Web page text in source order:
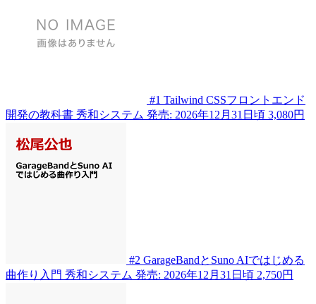
#1 Tailwind CSSフロントエンド
開発の教科書 秀和システム 発売: 2026年12月31日頃 3,080円
#2 GarageBandとSuno AIではじめる
曲作り入門 秀和システム 発売: 2026年12月31日頃 2,750円